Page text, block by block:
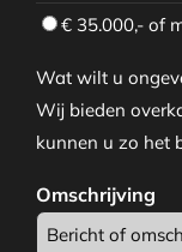
€ 35.000,- of
Wat wilt u
Wij bieden
kunnen u zo het
Omschrijving